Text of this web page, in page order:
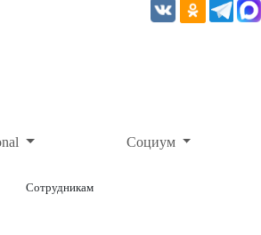
Социум
Сотрудникам